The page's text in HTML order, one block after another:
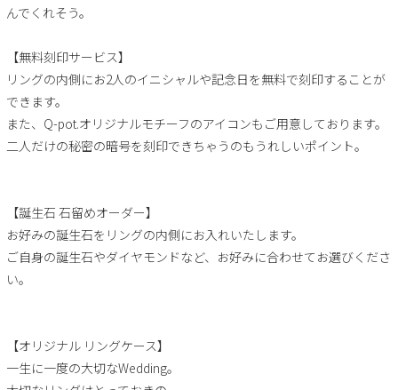
んでくれそう。
【無料刻印サービス】
リングの内側にお2人のイニシャルや記念日を無料で刻印することが
できます。
また、Q-pot.オリジナルモチーフのアイコンもご用意しております。
二人だけの秘密の暗号を刻印できちゃうのもうれしいポイント。
【誕生石 石留めオーダー】
お好みの誕生石をリングの内側にお入れいたします。
ご自身の誕生石やダイヤモンドなど、お好みに合わせてお選びくださ
い。
【オリジナル リングケース】
一生に一度の大切なWedding。